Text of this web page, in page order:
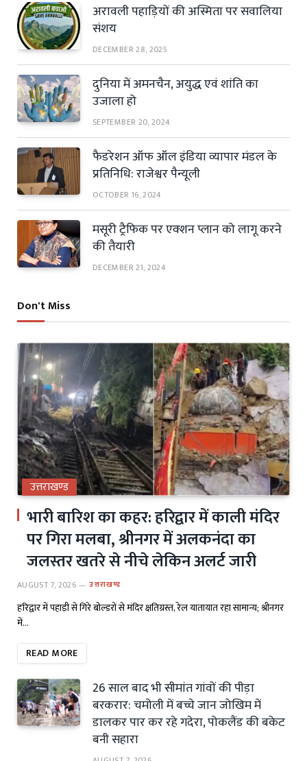
अरावली पहाड़ियों की अस्मिता पर सवालिया
संशय
DECEMBER 28, 2025
दुनिया में अमनचैन, अयुद्ध एवं शांति का
उजाला हो
SEPTEMBER 20, 2024
फैडरेशन ऑफ ऑल इंडिया व्यापार मंडल के
प्रतिनिधि: राजेश्वर पैन्यूली
OCTOBER 16, 2024
मसूरी ट्रैफिक पर एक्शन प्लान को लागू करने
की तैयारी
DECEMBER 21, 2024
Don't Miss
उत्तराखण्ड
भारी बारिश का कहर: हरिद्वार में काली मंदिर
पर गिरा मलबा, श्रीनगर में अलकनंदा का
जलस्तर खतरे से नीचे लेकिन अलर्ट जारी
AUGUST 7, 2026 उत्तराखण्ड
हरिद्वार में पहाड़ी से गिरे बोल्डरों से मंदिर क्षतिग्रस्त, रेल यातायात रहा सामान्य; श्रीनगर
में…
READ MORE
26 साल बाद भी सीमांत गांवों की पीड़ा
बरकरार: चमोली में बच्चे जान जोखिम में
डालकर पार कर रहे गदेरा, पोकलैंड की बकेट
बनी सहारा